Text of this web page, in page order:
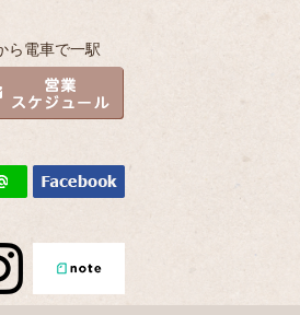
ら電車で一駅